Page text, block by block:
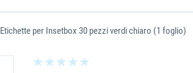
Etichette per Insetbox 30 pezzi verdi chiaro (1 foglio)